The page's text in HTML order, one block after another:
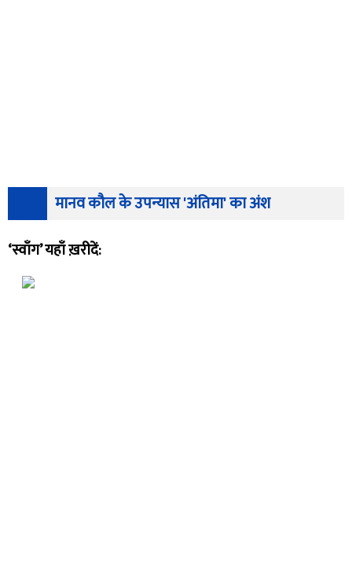
मानव कौल के उपन्यास 'अंतिमा' का अंश
‘स्वाँग’ यहाँ ख़रीदें: